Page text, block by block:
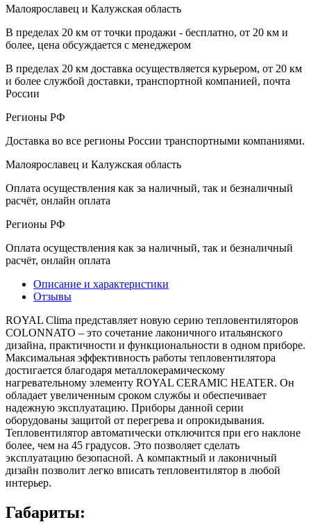
Малоярославец и Калужская область
В пределах 20 км от точки продажи - бесплатно, от 20 км и
более, цена обсуждается с менеджером
В пределах 20 км доставка осуществляется курьером, от 20 км
и более службой доставки, транспортной компанией, почта
России
Регионы РФ
Доставка во все регионы России транспортными компаниями.
Малоярославец и Калужская область
Оплата осуществления как за наличный, так и безналичный
расчёт, онлайн оплата
Регионы РФ
Оплата осуществления как за наличный, так и безналичный
расчёт, онлайн оплата
Описание и характеристики
Отзывы
ROYAL Clima представляет новую серию тепловентиляторов
COLONNATO – это сочетание лаконичного итальянского
дизайна, практичности и функциональности в одном приборе.
Максимальная эффективность работы тепловентилятора
достигается благодаря металлокерамическому
нагревательному элементу ROYAL CERAMIC HEATER. Он
обладает увеличенным сроком службы и обеспечивает
надежную эксплуатацию. Приборы данной серии
оборудованы защитой от перегрева и опрокидывания.
Тепловентилятор автоматически отключится при его наклоне
более, чем на 45 градусов. Это позволяет сделать
эксплуатацию безопасной. А компактный и лаконичный
дизайн позволит легко вписать тепловентилятор в любой
интерьер.
Габариты: